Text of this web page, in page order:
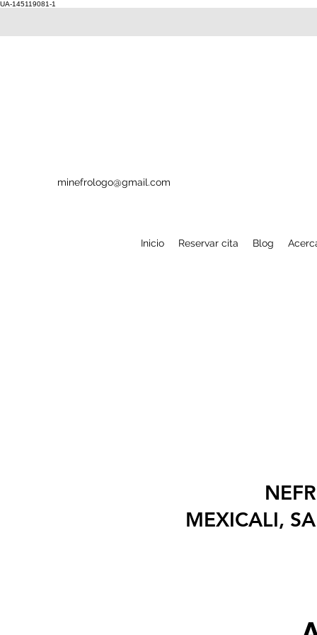
UA-145119081-1
minefrologo@gmail.com
Inicio Reservar cita Blog
MEXICALI,